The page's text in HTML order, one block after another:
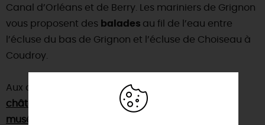
Canal d’Orléans et de Berry. Les mariniers de Grignon
vous proposent des balades au fil de l’eau entre
l’écluse du bas de Grignon et l’écluse de Choiseau à
Coudroy.
Aux alentours, nous vous conseillons de visiter : le
château de Bellegarde
, le
musée départemental de la Résistance et de la